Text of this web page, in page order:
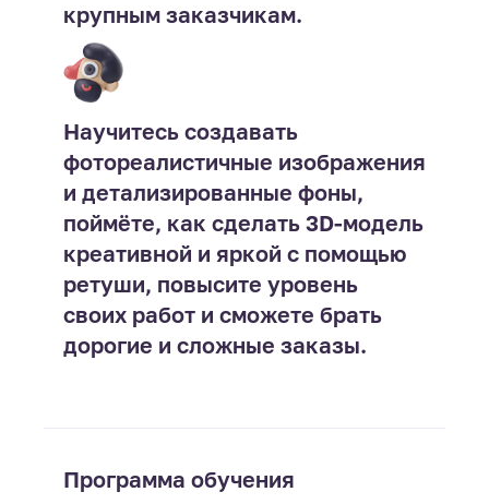
крупным заказчикам.
Научитесь создавать
фотореалистичные изображения
и детализированные фоны,
поймёте, как сделать 3D-модель
креативной и яркой с помощью
ретуши, повысите уровень
своих работ и сможете брать
дорогие и сложные заказы.
Программа обучения